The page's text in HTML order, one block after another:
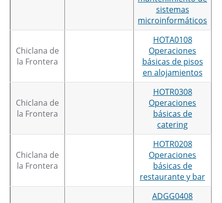
sistemas
microinformáticos
Chiclana de
la Frontera
HOTA0108
Operaciones
básicas de pisos
en alojamientos
Chiclana de
la Frontera
HOTR0308
Operaciones
básicas de
catering
Chiclana de
la Frontera
HOTR0208
Operaciones
básicas de
restaurante y bar
ADGG0408